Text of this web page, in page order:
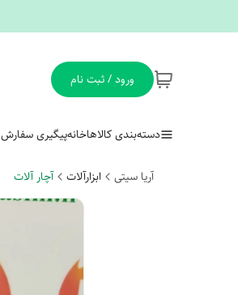
ورود / ثبت نام
دسته‌بندی کالاهاخانهپیگیری سفارش
آریا سیتی ابزارآلات آچار آلات